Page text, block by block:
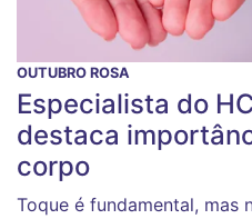
OUTUBRO ROSA
Especialista do
destaca
corpo
Toque é fundamental, mas